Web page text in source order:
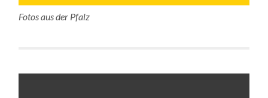
Fotos aus der Pfalz